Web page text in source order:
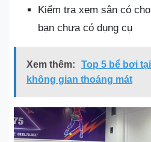
Kiểm tra xem sân có
bạn chưa có dụng cụ
Xem thêm:
Top 5 bể bơi
không gian thoáng mát